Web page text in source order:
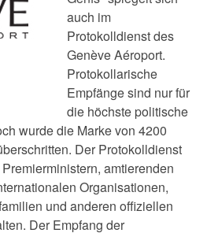
auch im
Protokolldienst des
Genève Aéroport.
Protokollarische
Empfänge sind nur für
die höchste politische
wurde die Marke von 4200
Der Protokolldienst
amtierenden
Organisationen,
und anderen offiziellen
Der Empfang der